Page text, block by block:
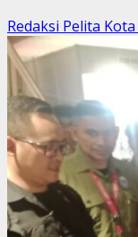
Redaksi Pelita Kota